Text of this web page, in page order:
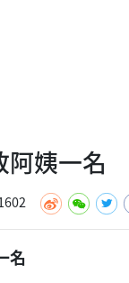
阿姨一名
名